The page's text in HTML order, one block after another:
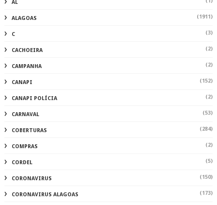
AL
ALAGOAS (1911)
C (3)
CACHOEIRA (2)
CAMPANHA (2)
CANAPI (152)
CANAPI POLÍCIA (2)
CARNAVAL (53)
COBERTURAS (284)
COMPRAS (2)
CORDEL (5)
CORONAVIRUS (150)
CORONAVIRUS ALAGOAS (173)